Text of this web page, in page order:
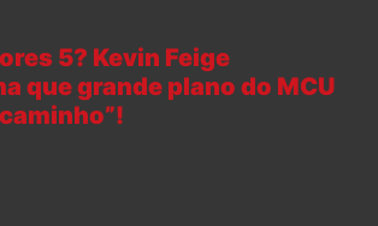
5? Kevin Feige
que grande plano do MCU